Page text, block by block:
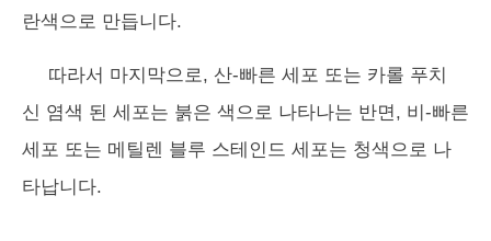
란색으로 만듭니다.
따라서 마지막으로, 산-빠른 세포 또는 카롤 푸치
신 염색 된 세포는 붉은 색으로 나타나는 반면, 비-빠른
세포 또는 메틸렌 블루 스테인드 세포는 청색으로 나
타납니다.